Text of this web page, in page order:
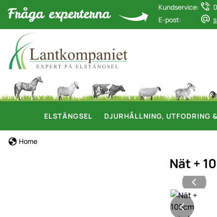
Kundservice:
E-post:
ELSTÄNGSEL DJURHÅLLNING, UTFODRING
Home
Nät +
Produktgaleri